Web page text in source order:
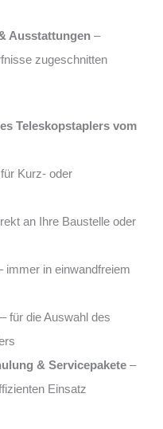
Ausstattungen –
zugeschnitten
Teleskopstaplers vom
Kurz- oder
an Ihre Baustelle oder
immer in einwandfreiem
– für die Auswahl des
& Servicepakete –
Einsatz